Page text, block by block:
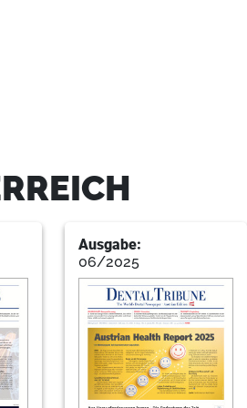
im Kurhaus Meran
Ausgabe:
06/2025